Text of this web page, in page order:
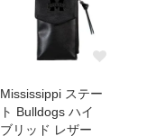
Mississippi ステー
ト Bulldogs ハイ
ブリッド レザー